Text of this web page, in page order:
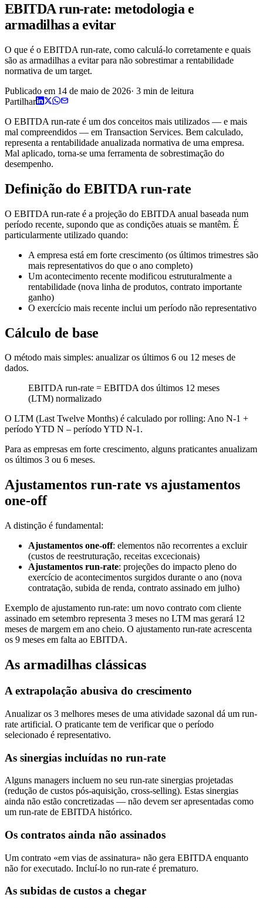
EBITDA run-rate: metodologia e
armadilhas a evitar
O que é o EBITDA run-rate, como calculá-lo corretamente e quais
são as armadilhas a evitar para não sobrestimar a rentabilidade
normativa de um target.
Publicado em 14 de maio de 2026· 3 min de leitura
Partilhar
O EBITDA run-rate é um dos conceitos mais utilizados — e mais
mal compreendidos — em Transaction Services. Bem calculado,
representa a rentabilidade anualizada normativa de uma empresa.
Mal aplicado, torna-se uma ferramenta de sobrestimação do
desempenho.
Definição do EBITDA run-rate
O EBITDA run-rate é a projeção do EBITDA anual baseada num
período recente, supondo que as condições atuais se mantêm. É
particularmente utilizado quando:
A empresa está em forte crescimento (os últimos trimestres são
mais representativos do que o ano completo)
Um acontecimento recente modificou estruturalmente a
rentabilidade (nova linha de produtos, contrato importante
ganho)
O exercício mais recente inclui um período não representativo
Cálculo de base
O método mais simples: anualizar os últimos 6 ou 12 meses de
dados.
EBITDA run-rate = EBITDA dos últimos 12 meses
(LTM) normalizado
O LTM (Last Twelve Months) é calculado por rolling: Ano N-1 +
período YTD N – período YTD N-1.
Para as empresas em forte crescimento, alguns praticantes anualizam
os últimos 3 ou 6 meses.
Ajustamentos run-rate vs ajustamentos
one-off
A distinção é fundamental:
Ajustamentos one-off: elementos não recorrentes a excluir
(custos de reestruturação, receitas excecionais)
Ajustamentos run-rate: projeções do impacto pleno do
exercício de acontecimentos surgidos durante o ano (nova
contratação, subida de renda, contrato assinado em julho)
Exemplo de ajustamento run-rate: um novo contrato com cliente
assinado em setembro representa 3 meses no LTM mas gerará 12
meses de margem em ano cheio. O ajustamento run-rate acrescenta
os 9 meses em falta ao EBITDA.
As armadilhas clássicas
A extrapolação abusiva do crescimento
Anualizar os 3 melhores meses de uma atividade sazonal dá um run-
rate artificial. O praticante tem de verificar que o período
selecionado é representativo.
As sinergias incluídas no run-rate
Alguns managers incluem no seu run-rate sinergias projetadas
(redução de custos pós-aquisição, cross-selling). Estas sinergias
ainda não estão concretizadas — não devem ser apresentadas como
um run-rate de EBITDA histórico.
Os contratos ainda não assinados
Um contrato «em vias de assinatura» não gera EBITDA enquanto
não for executado. Incluí-lo no run-rate é prematuro.
As subidas de custos a chegar